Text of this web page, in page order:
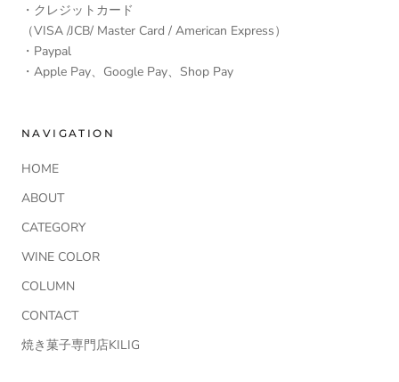
・クレジットカード
（VISA /JCB/ Master Card / American Express）
・Paypal
・Apple Pay、Google Pay、Shop Pay
NAVIGATION
HOME
ABOUT
CATEGORY
WINE COLOR
COLUMN
CONTACT
焼き菓子専門店KILIG